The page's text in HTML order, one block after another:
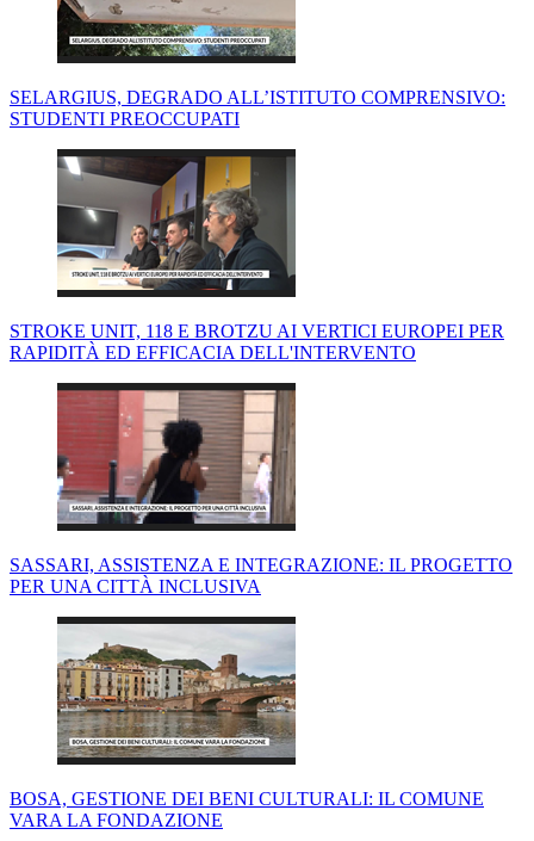
SELARGIUS, DEGRADO ALL’ISTITUTO COMPRENSIVO:
STUDENTI PREOCCUPATI
STROKE UNIT, 118 E BROTZU AI VERTICI EUROPEI PER
RAPIDITÀ ED EFFICACIA DELL'INTERVENTO
SASSARI, ASSISTENZA E INTEGRAZIONE: IL PROGETTO
PER UNA CITTÀ INCLUSIVA
BOSA, GESTIONE DEI BENI CULTURALI: IL COMUNE
VARA LA FONDAZIONE